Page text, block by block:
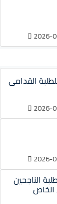
2026-
القدامى
2026-
2026-
الناجحين
الخاص